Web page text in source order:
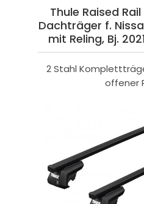
Thule Raised
Dachträger f.
mit Reling, Bj.
2 Stahl
offener